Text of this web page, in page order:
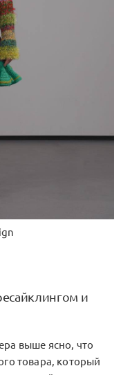
и
выше ясно, что
товара, который